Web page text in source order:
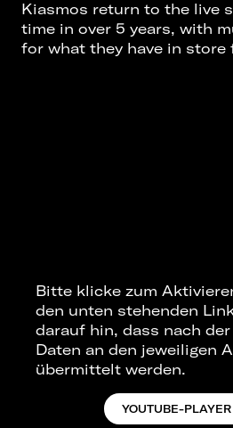
Kiasmos return to the live
time in over 5 years, with
for what they have in store
Bitte klicke zum
den unten stehenden
darauf hin, dass nach
Daten an den jeweiligen
übermittelt werden.
YOUTUBE-